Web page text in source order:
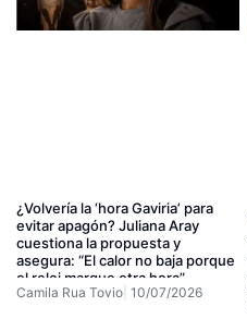
¿Volvería la ‘hora Gaviria’ para
evitar apagón? Juliana Aray
cuestiona la propuesta y
asegura: “El calor no baja porque
el reloj marque otra hora”
Camila Rua Tovio 10/07/2026